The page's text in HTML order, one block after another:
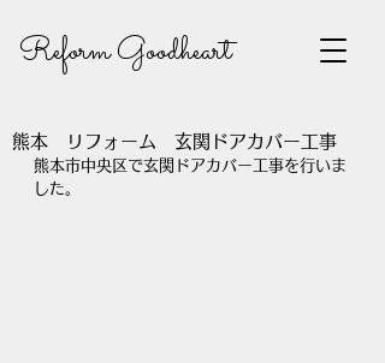
Reform Goodheart
熊本 リフォーム 玄関ドアカバー工事
熊本市中央区で玄関ドアカバー工事を行いま
した。